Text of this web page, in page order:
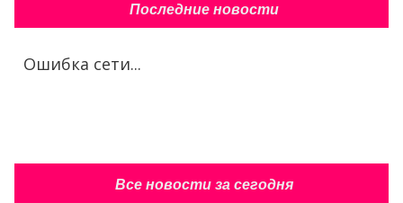
Последние новости
Ошибка сети...
Все новости за сегодня